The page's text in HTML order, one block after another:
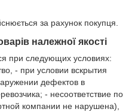
за рахунок покупця.
належної якості
при следующих условиях:
- при условии вскрытия
дефектов в
- несоответствие по
компании не нарушена),